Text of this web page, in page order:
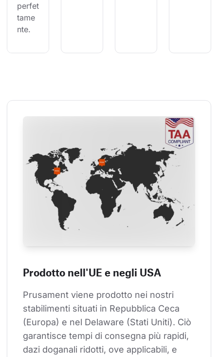
perfet
tame
nte.
Prodotto nell'UE e negli USA
Prusament viene prodotto nei nostri
stabilimenti situati in Repubblica Ceca
(Europa) e nel Delaware (Stati Uniti). Ciò
garantisce tempi di consegna più rapidi,
dazi doganali ridotti, ove applicabili, e